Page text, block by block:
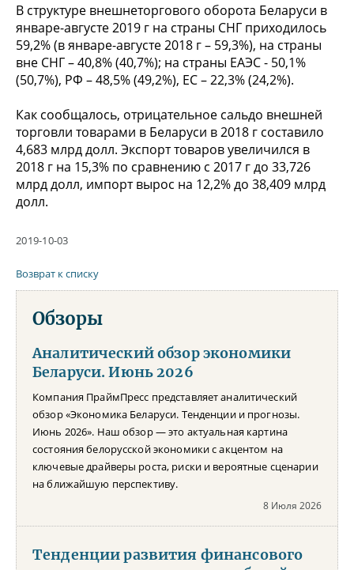
В структуре внешнеторгового оборота Беларуси в
январе-августе 2019 г на страны СНГ приходилось
59,2% (в январе-августе 2018 г – 59,3%), на страны
вне СНГ – 40,8% (40,7%); на страны ЕАЭС - 50,1%
(50,7%), РФ – 48,5% (49,2%), ЕС – 22,3% (24,2%).
Как сообщалось, отрицательное сальдо внешней
торговли товарами в Беларуси в 2018 г составило
4,683 млрд долл. Экспорт товаров увеличился в
2018 г на 15,3% по сравнению с 2017 г до 33,726
млрд долл, импорт вырос на 12,2% до 38,409 млрд
долл.
2019-10-03
Возврат к списку
Обзоры
Аналитический обзор экономики
Беларуси. Июнь 2026
Компания ПраймПресс представляет аналитический
обзор «Экономика Беларуси. Тенденции и прогнозы.
Июнь 2026». Наш обзор — это актуальная картина
состояния белорусской экономики с акцентом на
ключевые драйверы роста, риски и вероятные сценарии
на ближайшую перспективу.
8 Июля 2026
Тенденции развития финансового